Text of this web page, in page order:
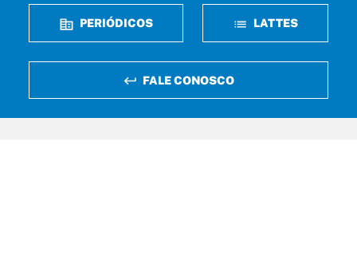
PERIÓDICOS LATTES
FALE CONOSCO